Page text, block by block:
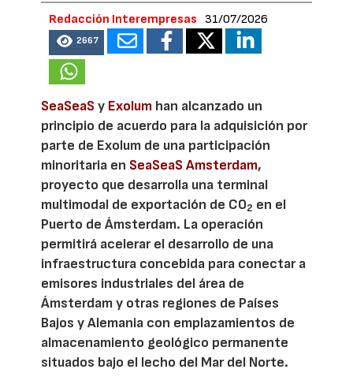
Redacción Interempresas 31/07/2026
2667
SeaSeaSy Exolum han alcanzado un
principio de acuerdo para la adquisición por
parte de Exolum de una participación
minoritaria en SeaSeaS Amsterdam,
proyecto que desarrolla una terminal
multimodal de exportación de CO2 en el
Puerto de Ámsterdam. La operación
permitirá acelerar el desarrollo de una
infraestructura concebida para conectar a
emisores industriales del área de
Ámsterdam y otras regiones de Países
Bajos y Alemania con emplazamientos de
almacenamiento geológico permanente
situados bajo el lecho del Mar del Norte.